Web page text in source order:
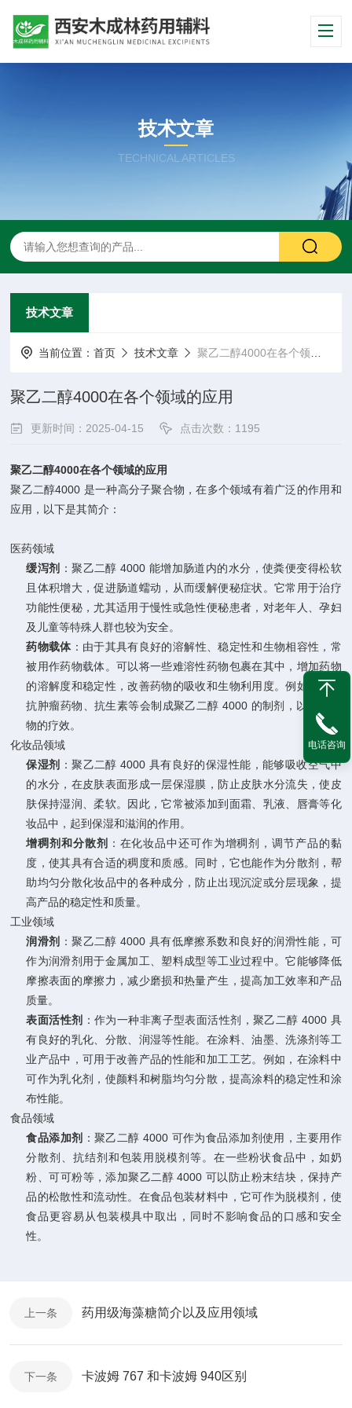
技术文章
TECHNICAL ARTICLES
技术文章
当前位置：首页 技术文章 聚乙二醇4000在各个领域的应用
聚乙二醇4000在各个领域的应用
更新时间：2025-04-15 点击次数：1195
聚乙二醇4000在各个领域的应用
聚乙二醇4000 是一种高分子聚合物，在多个领域有着广泛的作用和
应用，以下是其简介：
医药领域
缓泻剂
：聚乙二醇 4000 能增加肠道内的水分，使粪便变得松软
且体积增大，促进肠道蠕动，从而缓解便秘症状。它常用于治疗
功能性便秘，尤其适用于慢性或急性便秘患者，对老年人、孕妇
及儿童等特殊人群也较为安全。
药物载体：由于其具有良好的溶解性、稳定性和生物相容性，常
被用作药物载体。可以将一些难溶性药物包裹在其中，增加药物
的溶解度和稳定性，改善药物的吸收和生物利用度。例如，某些
抗肿瘤药物、抗生素等会制成聚乙二醇 4000 的制剂，以提高药
物的疗效。
化妆品领域
保湿剂
：聚乙二醇 4000 具有良好的保湿性能，能够吸收空气中
的水分，在皮肤表面形成一层保湿膜，防止皮肤水分流失，使皮
肤保持湿润、柔软。因此，它常被添加到面霜、乳液、唇膏等化
妆品中，起到保湿和滋润的作用。
增稠剂和分散剂
：在化妆品中还可作为增稠剂，调节产品的黏
度，使其具有合适的稠度和质感。同时，它也能作为分散剂，帮
助均匀分散化妆品中的各种成分，防止出现沉淀或分层现象，提
高产品的稳定性和质量。
工业领域
润滑剂
：聚乙二醇 4000 具有低摩擦系数和良好的润滑性能，可
作为润滑剂用于金属加工、塑料成型等工业过程中。它能够降低
摩擦表面的摩擦力，减少磨损和热量产生，提高加工效率和产品
质量。
表面活性剂
：作为一种非离子型表面活性剂，聚乙二醇 4000 具
有良好的乳化、分散、润湿等性能。在涂料、油墨、洗涤剂等工
业产品中，可用于改善产品的性能和加工工艺。例如，在涂料中
可作为乳化剂，使颜料和树脂均匀分散，提高涂料的稳定性和涂
布性能。
食品领域
食品添加剂
：聚乙二醇 4000 可作为食品添加剂使用，主要用作
分散剂、抗结剂和包装用脱模剂等。在一些粉状食品中，如奶
粉、可可粉等，添加聚乙二醇 4000 可以防止粉末结块，保持产
品的松散性和流动性。在食品包装材料中，它可作为脱模剂，使
食品更容易从包装模具中取出，同时不影响食品的口感和安全
性。
上一条 药用级海藻糖简介以及应用领域
下一条 卡波姆 767 和卡波姆 940区别
电话咨询